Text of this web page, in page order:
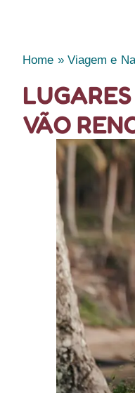
Home » Viagem e
VÃO